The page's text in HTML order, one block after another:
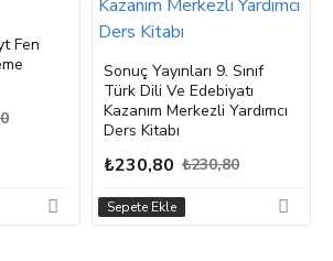
Fen
Sonuç Yayınları 9. Sınıf
Türk Dili Ve Edebiyatı
Kazanım Merkezli Yardımcı
Ders Kitabı
₺230,80 ₺230,80
Sepete Ekle